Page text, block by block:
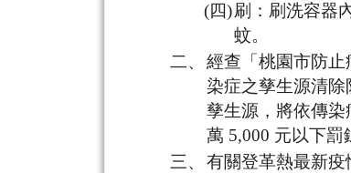
(四)刷：刷洗容器
蚊。
二、 經查「桃園市防
染症之孳生源清
孳生源，將依傳染
萬 5,000 元以下罰
三、 有關登革熱最新